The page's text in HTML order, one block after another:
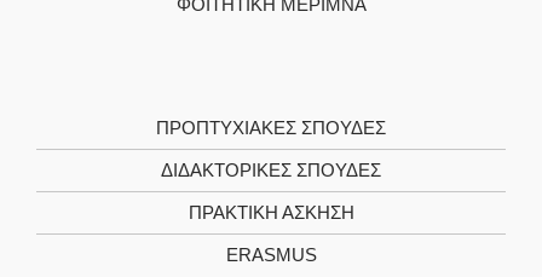
ΦΟΙΤΗΤΙΚΗ ΜΕΡΙΜΝΑ
ΠΡΟΠΤΥΧΙΑΚΕΣ ΣΠΟΥΔΕΣ
ΔΙΔΑΚΤΟΡΙΚΕΣ ΣΠΟΥΔΕΣ
ΠΡΑΚΤΙΚΗ ΑΣΚΗΣΗ
ERASMUS